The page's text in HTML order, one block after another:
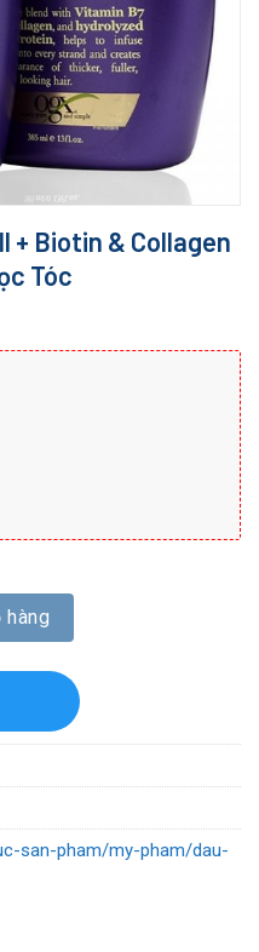
+ Biotin & Collagen
Tóc
Collagen Shampoo Kích
hàng
san-pham/my-pham/dau-